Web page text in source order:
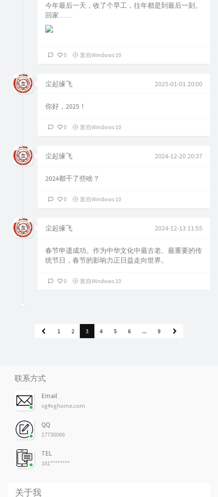
今年最后一天，收了个早工，往年都是到最后一刻。
回家……
0 发自Windows 10
尘起缘飞 2025-01-01 20:00
你好，2025！
0 发自Windows 10
尘起缘飞 2024-12-20 20:37
2024都干了些啥？
0 发自Windows 10
尘起缘飞 2024-12-13 11:55
春节申遗成功。作为中华文化中最古老、最重要的传
统节日，春节的影响力正日益走向世界。
0 发自Windows 10
1 2 3 4 5 6 ... 9
联系方式
Email
xg#xghome.com
QQ
17730068
TEL
181********
关于我